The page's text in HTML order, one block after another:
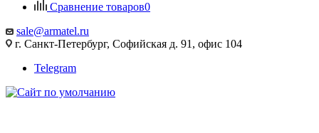
Сравнение товаров0
sale@armatel.ru
г. Санкт-Петербург, Софийская д. 91, офис 104
Telegram